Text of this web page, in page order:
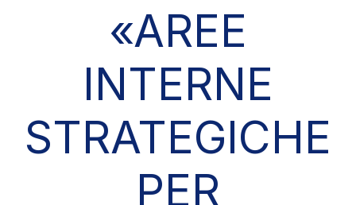
«AREE
INTERNE
STRATEGICHE
PER